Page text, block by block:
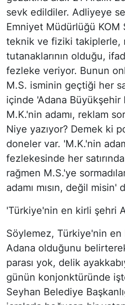
sevk edildiler. Adliyeye
Emniyet Müdürlüğü KOM
teknik ve fiziki takiplerle,
tutanaklarının olduğu,
fezleke veriyor. Bunun
M.S. isminin geçtiği her
içinde 'Adana Büyükşehir
M.K.'nin adamı, reklam
Niye yazıyor? Demek ki
doneler var. 'M.K.'nin
fezlekesinde her
rağmen M.S.'ye
adamı mısın, değil misin'
'Türkiye'nin en kirli şehri
Söylemez, Türkiye'nin
Adana olduğunu
parası yok, delik
günün konjonktüründe
Seyhan Belediye